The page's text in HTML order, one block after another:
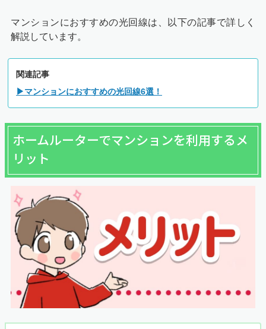
マンションにおすすめの光回線は、以下の記事で詳しく
解説しています。
関連記事
▶マンションにおすすめの光回線6選！
ホームルーターでマンションを利用するメ
リット